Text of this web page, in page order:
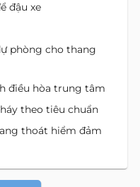
đậu xe
phòng cho thang
điều hòa trung tâm
theo tiêu chuẩn
thoát hiểm đảm